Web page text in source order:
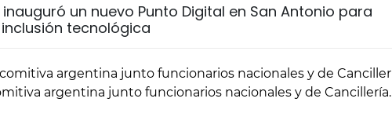
un nuevo Punto Digital en San Antonio para
tecnológica
argentina junto funcionarios nacionales y de Cancillería.